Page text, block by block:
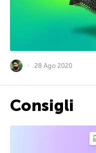
28 Ago 2020
Consigli